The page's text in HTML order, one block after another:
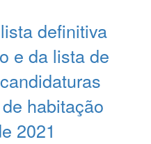
definitiva
e da lista de
habitação
2021